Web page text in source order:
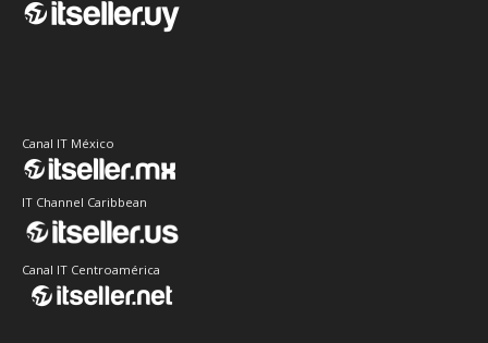
Canal IT México
IT Channel Caribbean
Canal IT Centroamérica